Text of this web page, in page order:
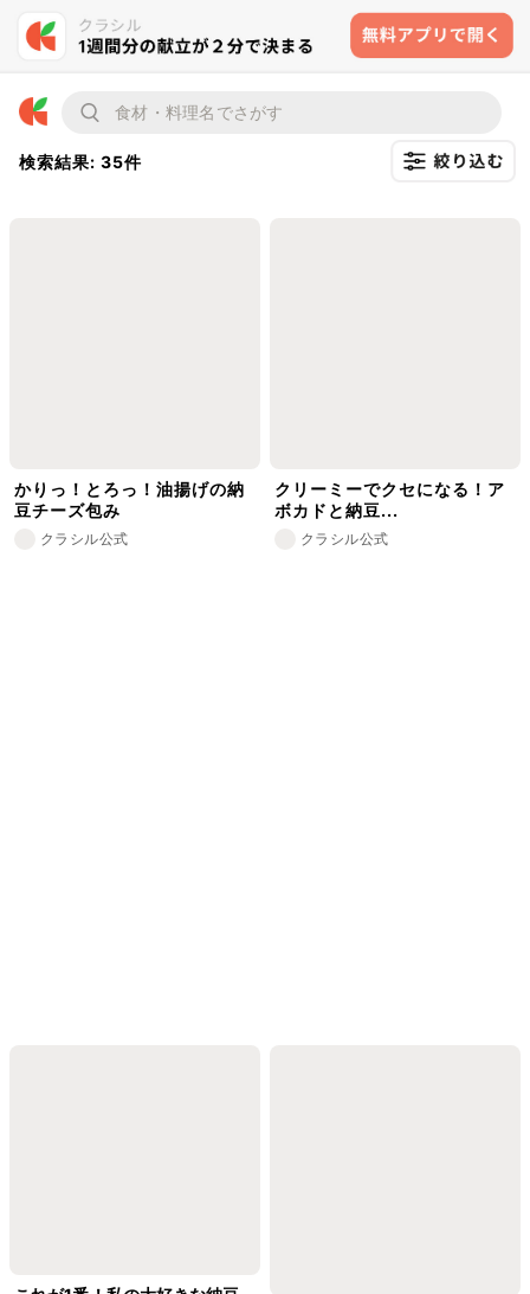
検索結果: 35件
かりっ！とろっ！油揚げの納
豆チーズ包み
クラシル公式
クリーミーでクセになる！ア
ボカドと納豆...
クラシル公式